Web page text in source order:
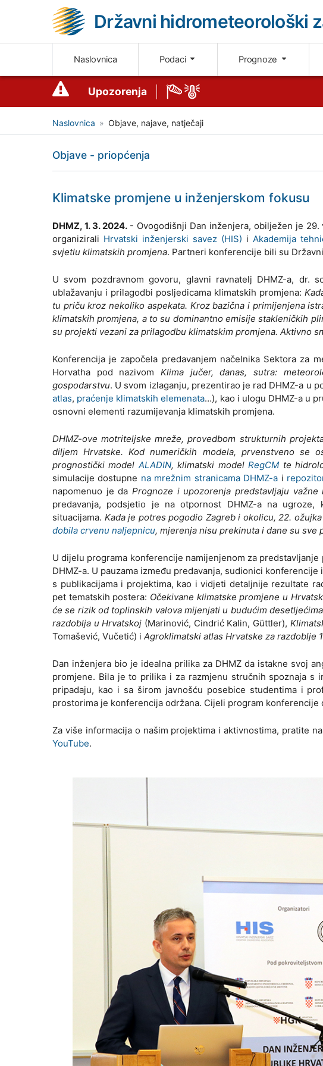
Državni hidrometeorološki
Naslovnica Podaci Prognoze
Upozorenja
Naslovnica Objave, najave, natječaji
Objave - priopćenja
Klimatske promjene u inženjerskom fokusu
DHMZ, 1. 3. 2024.- Ovogodišnji Dan inženjera, obilježen je 29.
organizirali Hrvatski inženjerski savez (HIS) iAkademija
svjetlu klimatskih promjena. Partneri konferencije bili su
U svom pozdravnom govoru, glavni ravnatelj DHMZ-a, dr.
ublažavanju i prilagodbi posljedicama klimatskih promjena:
tu priču kroz nekoliko aspekata. Kroz bazična i primijenjena
klimatskih promjena, a to su dominantno emisije stakleničkih
su projekti vezani za prilagodbu klimatskim promjena. Aktivno
Konferencija je započela predavanjem načelnika Sektora za
Horvatha pod nazivom Klima jučer, danas, sutra:
gospodarstvu. U svom izlaganju, prezentirao je rad DHMZ-a u
atlas, praćenje klimatskih elemenata…), kao i ulogu DHMZ-a u
osnovni elementi razumijevanja klimatskih promjena.
DHMZ-ove motriteljske mreže, provedbom strukturnih
diljem Hrvatske. Kod numeričkih modela, prvenstveno se
prognostički model ALADIN, klimatski modelRegCM te
simulacije dostupne na mrežnim stranicama DHMZ-a i
napomenuo je da Prognoze i upozorenja predstavljaju
predavanja, podsjetio je na otpornost DHMZ-a na
situacijama. Kada je potres pogodio Zagreb i okolicu, 22.
dobila crvenu naljepnicu, mjerenja nisu prekinuta i dane su
U dijelu programa konferencije namijenjenom za
DHMZ-a. U pauzama između predavanja, sudionici
s publikacijama i projektima, kao i vidjeti detaljnije rezultate
pet tematskih postera: Očekivane klimatske promjene u
će se rizik od toplinskih valova mijenjati u budućim
razdoblja u Hrvatskoj (Marinović, Cindrić Kalin, Güttler),
Tomašević, Vučetić) i Agroklimatski atlas Hrvatske za razdoblje
Dan inženjera bio je idealna prilika za DHMZ da istakne svoj
promjene. Bila je to prilika i za razmjenu stručnih spoznaja s
pripadaju, kao i sa širom javnošću posebice studentima i
prostorima je konferencija održana. Cijeli program konferencije
Za više informacija o našim projektima i aktivnostima, pratite
YouTube.